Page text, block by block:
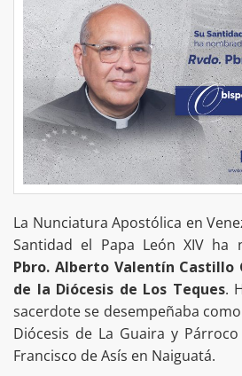
La Nunciatura Apostólica en
Santidad el Papa León XIV ha
Pbro. Alberto Valentín Castillo
de la Diócesis de Los Teques.
sacerdote se desempeñaba
Diócesis de La Guaira y
Francisco de Asís en Naiguatá.